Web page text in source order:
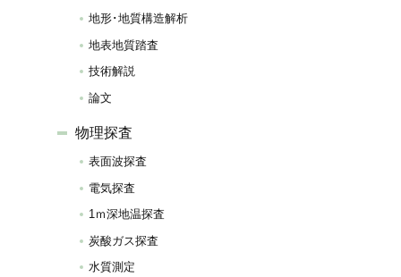
地形･地質構造解析
地表地質踏査
技術解説
論文
物理探査
表面波探査
電気探査
1ｍ深地温探査
炭酸ガス探査
水質測定